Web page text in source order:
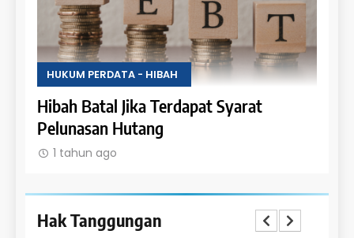
HUKUM PERDATA - HIBAH
Hibah Batal Jika Terdapat Syarat
Pelunasan Hutang
1 tahun ago
Hak Tanggungan